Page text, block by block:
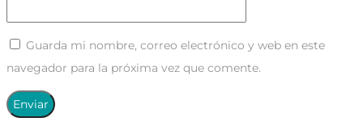
Guarda mi nombre, correo electrónico y web en este
navegador para la próxima vez que comente.